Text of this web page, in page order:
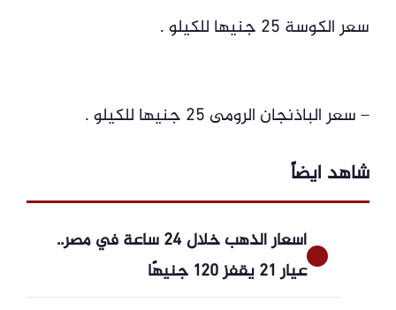
سعر الكوسة 25 جنيها للكيلو .
– سعر الباذنجان الرومى 25 جنيها للكيلو .
شاهد ايضاً
أسعار الذهب خلال 24 ساعة في مصر..
عيار 21 يقفز 120 جنيهًا